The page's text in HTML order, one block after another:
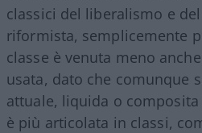
classici del liberalismo e
riformista, semplicemente
classe è venuta meno
usata, dato che comunque
attuale, liquida o
è più articolata in classi,